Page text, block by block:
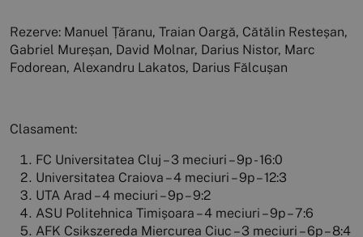
Rezerve: Manuel Țăranu, Traian Oargă, Cătălin Resteșan,
Gabriel Mureșan, David Molnar, Darius Nistor, Marc
Fodorean, Alexandru Lakatos, Darius Fălcușan
Clasament:
FC Universitatea Cluj – 3 meciuri – 9p - 16:0
Universitatea Craiova – 4 meciuri – 9p – 12:3
UTA Arad – 4 meciuri – 9p – 9:2
ASU Politehnica Timișoara – 4 meciuri – 9p – 7:6
AFK Csikszereda Miercurea Ciuc – 3 meciuri – 6p – 8:4